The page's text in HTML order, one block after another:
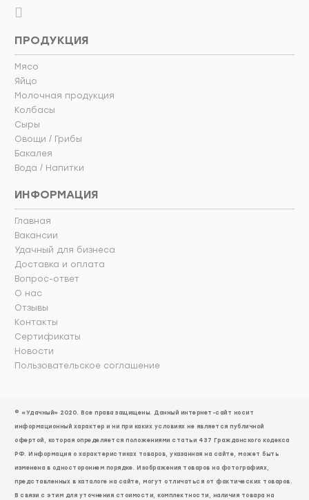
ПРОДУКЦИЯ
Мясо
Яйцо
Молочная продукция
Колбасы
Сыры
Овощи / Грибы
Бакалея
Вода / Напитки
ИНФОРМАЦИЯ
Главная
Вакансии
Удачный для бизнеса
Доставка и оплата
Вопрос-ответ
О нас
Отзывы
Контакты
Сертификаты
Новости
Пользовательское соглашение
© «Удачный» 2020. Все права защищены. Данный интернет-сайт носит
информационный характер и ни при каких условиях не является публичной
офертой, которая определяется положениями статьи 437 Гражданского кодекса
РФ. Информация о характеристиках товаров, указанная на сайте, может быть
изменена в одностороннем порядке. Изображения товаров на фотографиях,
представленных в каталоге на сайте, могут отличаться от фактических товаров.
В связи с этим для уточнения стоимости, комплектности, наличия товара на